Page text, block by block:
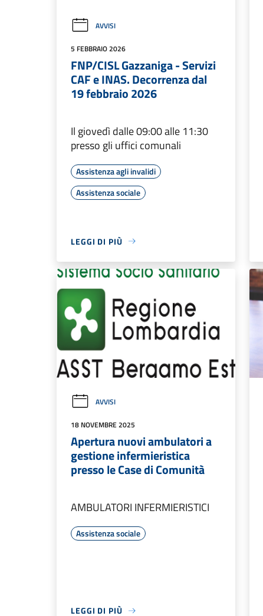
AVVISI
5 FEBBRAIO 2026
FNP/CISL Gazzaniga - Servizi
CAF e INAS. Decorrenza dal
19 febbraio 2026
Il giovedì dalle 09:00 alle 11:30
presso gli uffici comunali
Assistenza agli invalidi
Assistenza sociale
LEGGI DI PIÙ
AVVISI
18 NOVEMBRE 2025
Apertura nuovi ambulatori a
gestione infermieristica
presso le Case di Comunità
AMBULATORI INFERMIERISTICI
Assistenza sociale
LEGGI DI PIÙ